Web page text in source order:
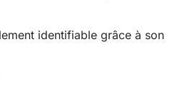
identifiable grâce à son